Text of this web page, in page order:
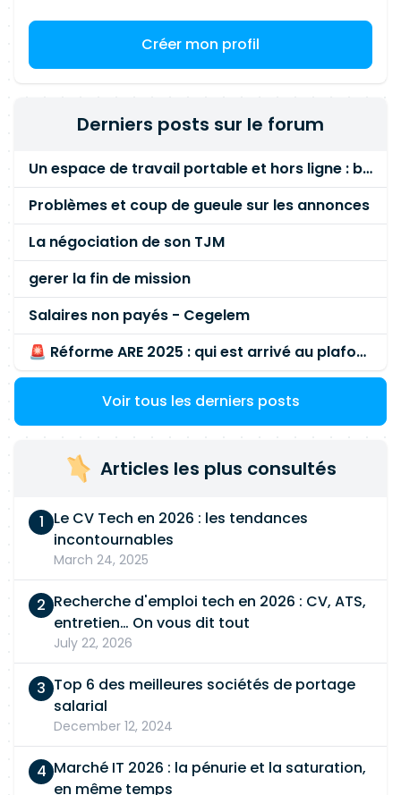
Créer mon profil
Derniers posts sur le forum
Un espace de travail portable et hors ligne : besoin réel ou fausse bonne idée ?
Problèmes et coup de gueule sur les annonces
La négociation de son TJM
gerer la fin de mission
Salaires non payés - Cegelem
🚨 Réforme ARE 2025 : qui est arrivé au plafond des 60 % en gardant son entreprise ?
Voir tous les derniers posts
Articles les plus consultés
Le CV Tech en 2026 : les tendances
incontournables
March 24, 2025
Recherche d'emploi tech en 2026 : CV, ATS,
entretien… On vous dit tout
July 22, 2026
Top 6 des meilleures sociétés de portage
salarial
December 12, 2024
Marché IT 2026 : la pénurie et la saturation,
en même temps